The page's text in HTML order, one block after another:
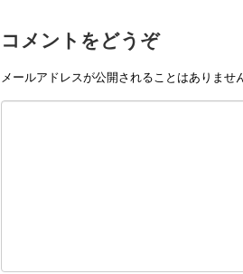
コメントをどうぞ
メールアドレスが公開されることはありませ